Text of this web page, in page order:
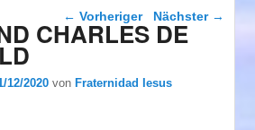
Beitragsnavigation
← Vorheriger Nächster →
CHARLES DE
12/2020 vonFraternidad Iesus